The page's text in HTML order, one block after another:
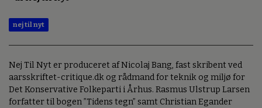
nej til nyt
Nej Til Nyt er produceret af Nicolaj Bang, fast skribent ved
aarsskriftet-critique.dk og rådmand for teknik og miljø for
Det Konservative Folkeparti i Århus. Rasmus Ulstrup Larsen
forfatter til bogen ”Tidens tegn” samt Christian Egander